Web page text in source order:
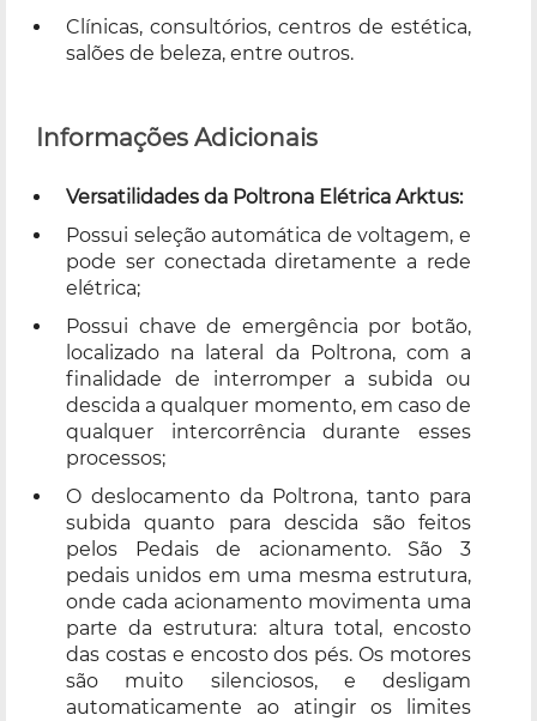
Clínicas, consultórios, centros de estética,
salões de beleza, entre outros.
Informações Adicionais
Versatilidades da Poltrona Elétrica Arktus:
Possui seleção automática de voltagem, e
pode ser conectada diretamente a rede
elétrica;
Possui chave de emergência por botão,
localizado na lateral da Poltrona, com a
finalidade de interromper a subida ou
descida a qualquer momento, em caso de
qualquer intercorrência durante esses
processos;
O deslocamento da Poltrona, tanto para
subida quanto para descida são feitos
pelos Pedais de acionamento. São 3
pedais unidos em uma mesma estrutura,
onde cada acionamento movimenta uma
parte da estrutura: altura total, encosto
das costas e encosto dos pés. Os motores
são muito silenciosos, e desligam
automaticamente ao atingir os limites